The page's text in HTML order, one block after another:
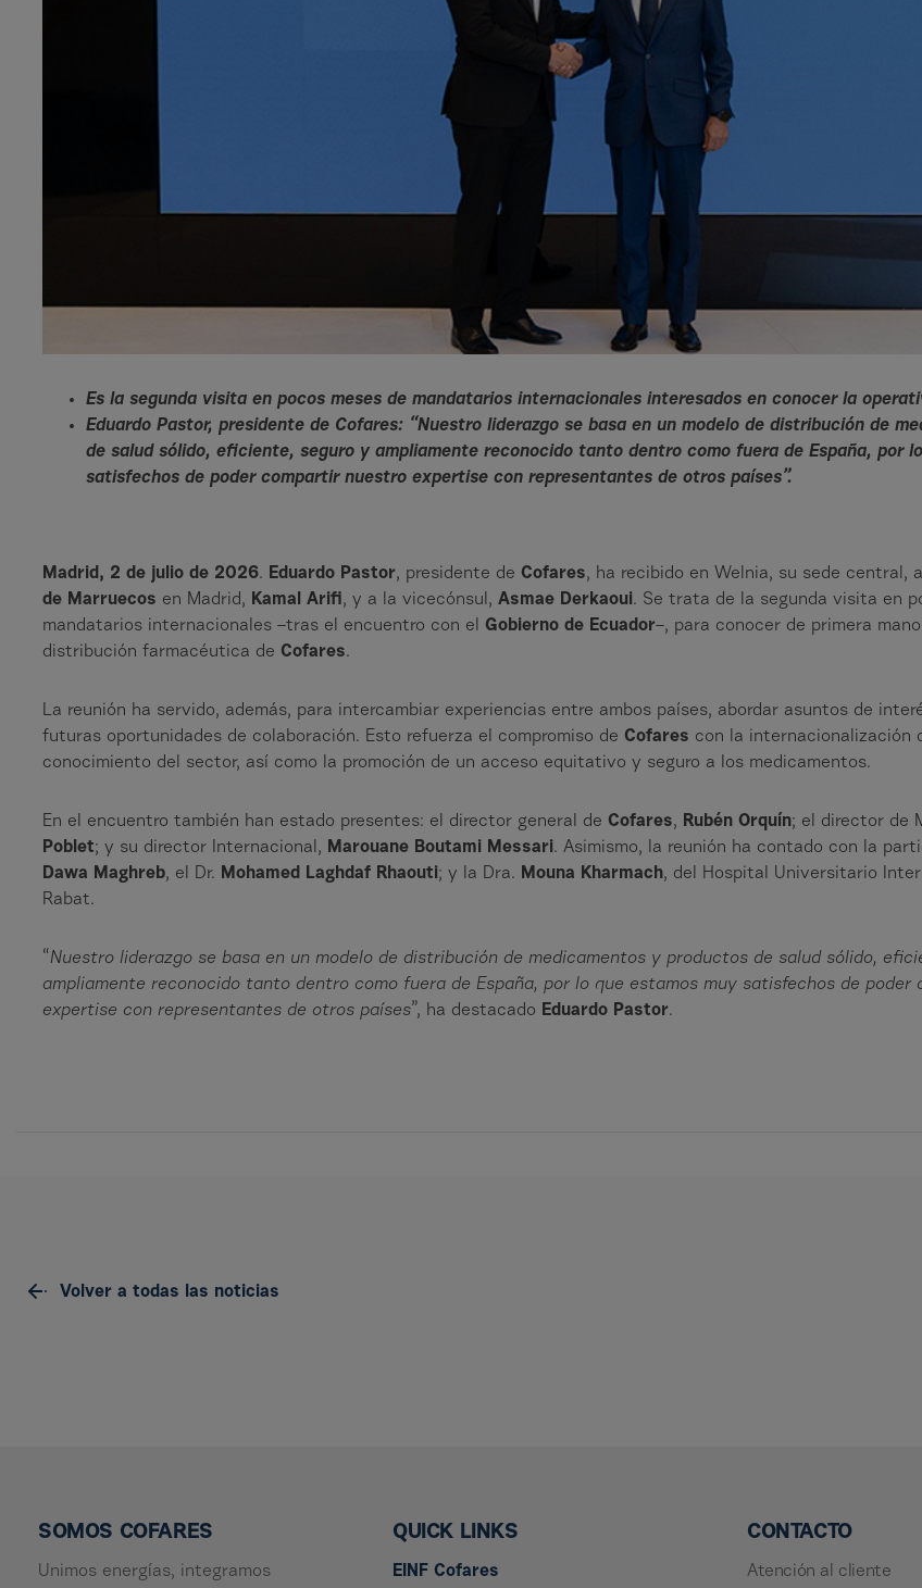
Es la segunda visita en pocos meses de mandatarios internacionales interesados en conocer la
Eduardo Pastor, presidente de Cofares: “Nuestro liderazgo se basa en un modelo de distribución de
de salud sólido, eficiente, seguro y ampliamente reconocido tanto dentro como fuera de España, por
satisfechos de poder compartir nuestro expertise con representantes de otros países”.
Madrid, 2 de julio de 2026. Eduardo Pastor, presidente de Cofares, ha recibido en Welnia, su sede central,
de Marruecos en Madrid, Kamal Arifi, y a la vicecónsul, Asmae Derkaoui. Se trata de la segunda visita en
mandatarios internacionales –tras el encuentro con el Gobierno de Ecuador–, para conocer de primera
distribución farmacéutica de Cofares.
La reunión ha servido, además, para intercambiar experiencias entre ambos países, abordar asuntos de
futuras oportunidades de colaboración. Esto refuerza el compromiso de Cofares con la internacionalización
conocimiento del sector, así como la promoción de un acceso equitativo y seguro a los medicamentos.
En el encuentro también han estado presentes: el director general de Cofares, Rubén Orquín; el director de
Poblet; y su director Internacional, Marouane Boutami Messari. Asimismo, la reunión ha contado con la
Dawa Maghreb, el Dr. Mohamed Laghdaf Rhaouti; y la Dra. Mouna Kharmach, del Hospital Universitario
Rabat.
“Nuestro liderazgo se basa en un modelo de distribución de medicamentos y productos de salud sólido,
ampliamente reconocido tanto dentro como fuera de España, por lo que estamos muy satisfechos de poder
expertise con representantes de otros países”, ha destacado Eduardo Pastor.
Volver a todas las noticias
SOMOS COFARES
Unimos energías, integramos
QUICK LINKS
EINF Cofares
CONTACTO
Atención al cliente